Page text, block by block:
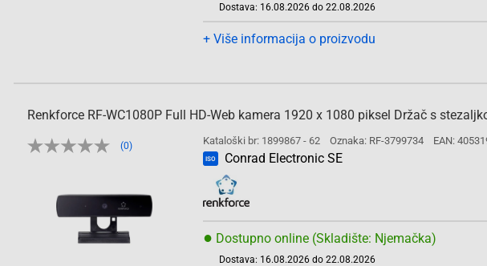
Dostava: 16.08.2026 do 22.08.2026
+ Više informacija o proizvodu
Renkforce RF-WC1080P Full HD-Web kamera 1920 x 1080 piksel Držač s
(0) Kataloški br: 1899867 - 62 Oznaka: RF-3799734 EAN:
ISO Conrad Electronic SE
● Dostupno online (Skladište: Njemačka)
Dostava: 16.08.2026 do 22.08.2026